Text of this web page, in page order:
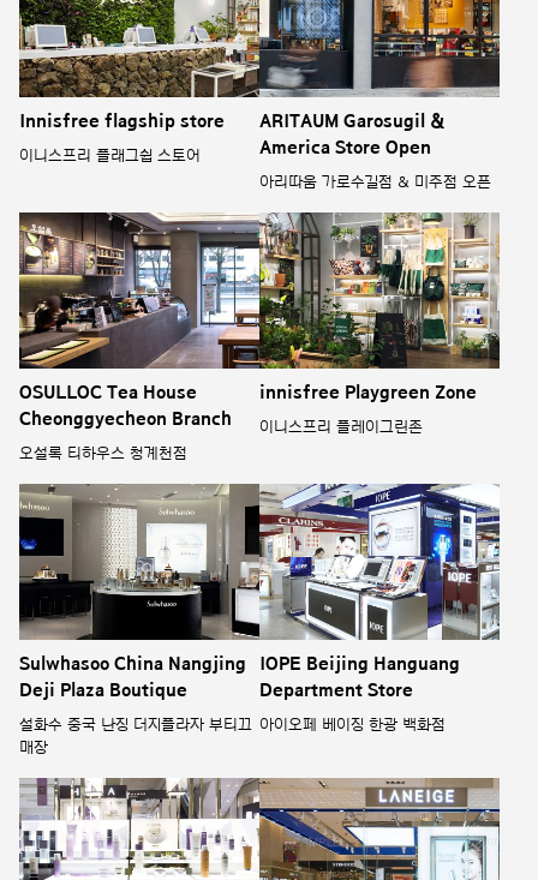
Innisfree flagship store
이니스프리 플래그쉽 스토어
ARITAUM Garosugil &
America Store Open
아리따움 가로수길점 & 미주점 오픈
OSULLOC Tea House
Cheonggyecheon Branch
오설록 티하우스 청계천점
innisfree Playgreen Zone
이니스프리 플레이그린존
Sulwhasoo China Nangjing
Deji Plaza Boutique
설화수 중국 난징 더지플라자 부티끄
매장
IOPE Beijing Hanguang
Department Store
아이오페 베이징 한광 백화점